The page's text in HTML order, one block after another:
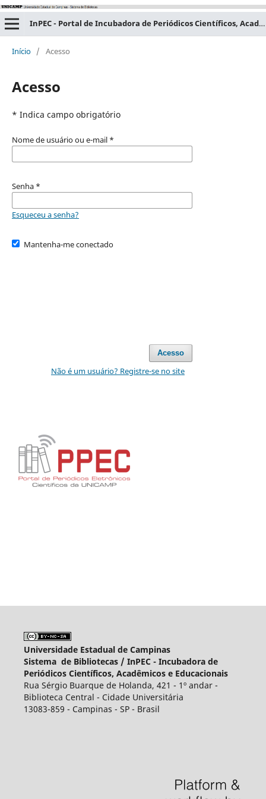
InPEC - Portal de Incubadora de Periódicos Científicos, Acadêmicos e Educacionais
Início / Acesso
Acesso
* Indica campo obrigatório
Nome de usuário ou e-mail *
Senha *
Esqueceu a senha?
Mantenha-me conectado
Acesso
Não é um usuário? Registre-se no site
Universidade Estadual de Campinas
Sistema de Bibliotecas / InPEC - Incubadora de
Periódicos Científicos, Acadêmicos e Educacionais
Rua Sérgio Buarque de Holanda, 421 - 1º andar -
Biblioteca Central - Cidade Universitária
13083-859 - Campinas - SP - Brasil